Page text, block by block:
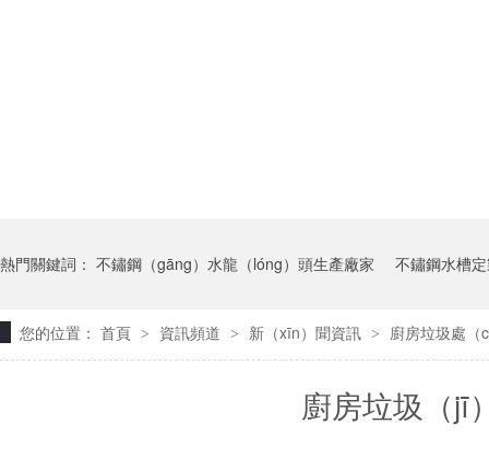
熱門關鍵詞： 不鏽鋼（gāng）水龍（lóng）頭生產廠家 不鏽鋼水槽
您的位置： 首頁 > 資訊頻道 > 新（xīn）聞資訊 > 廚房垃圾處（
廚房垃圾（jī